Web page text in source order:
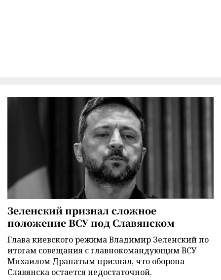
Зеленский признал сложное
положение ВСУ под Славянском
Глава киевского режима Владимир Зеленский по
итогам совещания с главнокомандующим ВСУ
Михаилом Драпатым признал, что оборона
Славянска остается недостаточной.